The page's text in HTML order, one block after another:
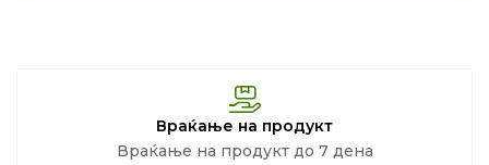
Враќање на продукт
Враќање на продукт до 7 дена